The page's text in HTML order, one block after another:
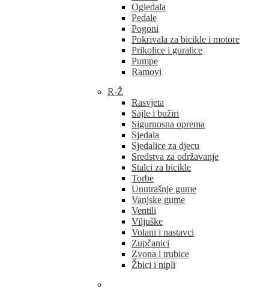
Ogledala
Pedale
Pogoni
Pokrivala za bicikle i motore
Prikolice i guralice
Pumpe
Ramovi
R-Ž
Rasvjeta
Sajle i bužiri
Sigurnosna oprema
Sjedala
Sjedalice za djecu
Sredstva za održavanje
Stalci za bicikle
Torbe
Unutrašnje gume
Vanjske gume
Ventili
Viljuške
Volani i nastavci
Zupčanici
Zvona i trubice
Žbici i nipli